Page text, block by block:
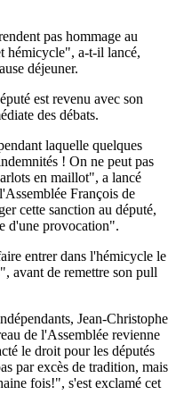
pas hommage au
hémicycle", a-t-il lancé,
déjeuner.
est revenu avec son
des débats.
laquelle quelques
! On ne peut pas
en maillot", a lancé
François de
cette sanction au député,
d'une provocation".
entrer dans l'hémicycle le
avant de remettre son pull
Jean-Christophe
de l'Assemblée revienne
le droit pour les députés
par excès de tradition, mais
fois!", s'est exclamé cet